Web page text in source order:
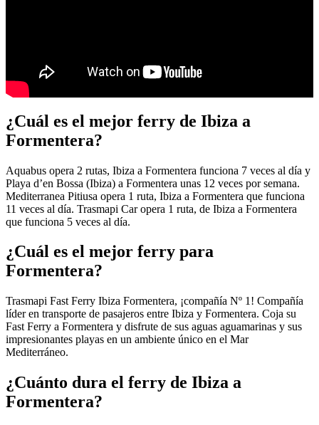
¿Cuál es el mejor ferry de Ibiza a
Formentera?
Aquabus opera 2 rutas, Ibiza a Formentera funciona 7 veces al día y
Playa d’en Bossa (Ibiza) a Formentera unas 12 veces por semana.
Mediterranea Pitiusa opera 1 ruta, Ibiza a Formentera que funciona
11 veces al día. Trasmapi Car opera 1 ruta, de Ibiza a Formentera
que funciona 5 veces al día.
¿Cuál es el mejor ferry para
Formentera?
Trasmapi Fast Ferry Ibiza Formentera, ¡compañía Nº 1! Compañía
líder en transporte de pasajeros entre Ibiza y Formentera. Coja su
Fast Ferry a Formentera y disfrute de sus aguas aguamarinas y sus
impresionantes playas en un ambiente único en el Mar
Mediterráneo.
¿Cuánto dura el ferry de Ibiza a
Formentera?